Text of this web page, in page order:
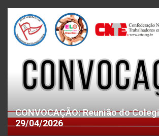
CONVOCAÇÃO: Reunião do
29/04/2026